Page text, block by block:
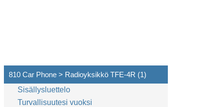
810 Car Phone > Radioyksikkö TFE-4R (1)
Sisällysluettelo
Turvallisuutesi vuoksi